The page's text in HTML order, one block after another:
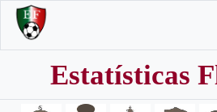
Estatísticas